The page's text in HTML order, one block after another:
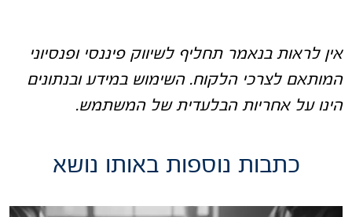
אין לראות בנאמר תחליף לשיווק פיננסי ופנסיוני
המותאם לצרכי הלקוח. השימוש במידע ובנתונים
הינו על אחריות הבלעדית של המשתמש.
כתבות נוספות באותו נושא